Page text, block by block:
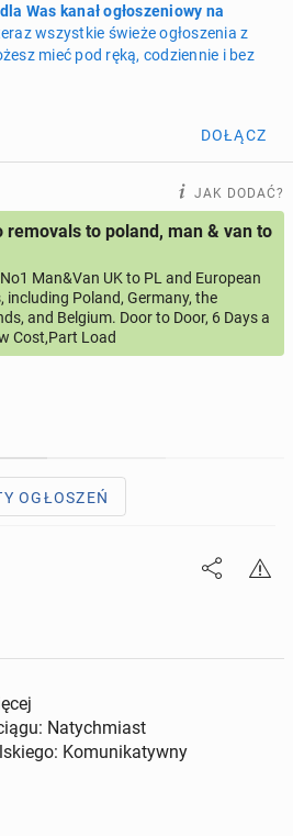
Moje ogłoszenia
i cennik ogłoszeń
ogłoszeń online
295profili online
167ogłoszeń online
12ogłoszeń online
Was kanał ogłoszeniowy na
wszystkie świeże ogłoszenia z
mieć pod ręką, codziennie i bez
DOŁĄCZ
JAK DODAĆ?
removals to poland, man & van to
Man&Van UK to PL and European
including Poland, Germany, the
and Belgium. Door to Door, 6 Days a
Cost,Part Load
OGŁOSZEŃ
Natychmiast
Komunikatywny